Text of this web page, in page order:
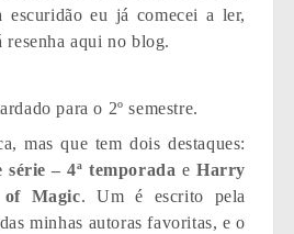
escuridão eu já comecei a ler,
resenha aqui no blog.
para o 2º semestre.
mas que tem dois destaques:
– 4ª temporada e Harry
Magic. Um é escrito pela
minhas autoras favoritas, e o